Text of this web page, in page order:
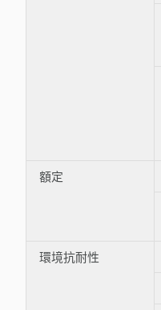
額定
環境抗耐性